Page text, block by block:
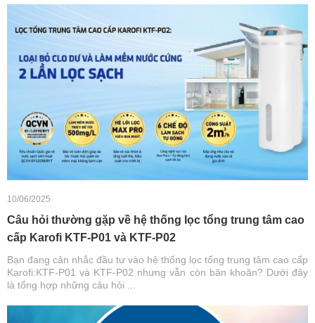
10/06/2025
Câu hỏi thường gặp về hệ thống lọc tổng trung tâm cao
cấp Karofi KTF-P01 và KTF-P02
Bạn đang cân nhắc đầu tư vào hệ thống lọc tổng trung tâm cao cấp
Karofi:KTF-P01 và KTF-P02 nhưng vẫn còn băn khoăn? Dưới đây
là tổng hợp những câu hỏi ...